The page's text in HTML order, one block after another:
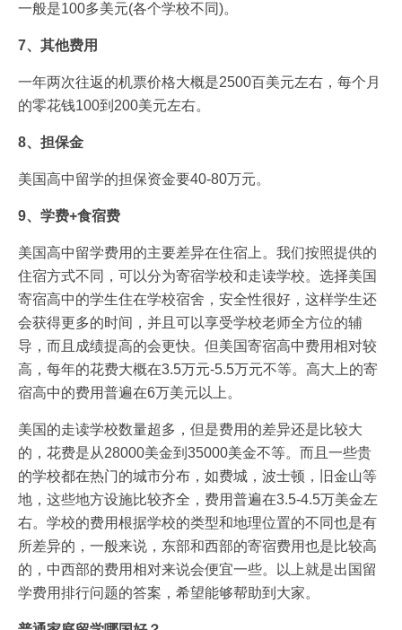
一般是100多美元(各个学校不同)。
7、其他费用
一年两次往返的机票价格大概是2500百美元左右，每个月
的零花钱100到200美元左右。
8、担保金
美国高中留学的担保资金要40-80万元。
9、学费+食宿费
美国高中留学费用的主要差异在住宿上。我们按照提供的
住宿方式不同，可以分为寄宿学校和走读学校。选择美国
寄宿高中的学生住在学校宿舍，安全性很好，这样学生还
会获得更多的时间，并且可以享受学校老师全方位的辅
导，而且成绩提高的会更快。但美国寄宿高中费用相对较
高，每年的花费大概在3.5万元-5.5万元不等。高大上的寄
宿高中的费用普遍在6万美元以上。
美国的走读学校数量超多，但是费用的差异还是比较大
的，花费是从28000美金到35000美金不等。而且一些贵
的学校都在热门的城市分布，如费城，波士顿，旧金山等
地，这些地方设施比较齐全，费用普遍在3.5-4.5万美金左
右。学校的费用根据学校的类型和地理位置的不同也是有
所差异的，一般来说，东部和西部的寄宿费用也是比较高
的，中西部的费用相对来说会便宜一些。以上就是出国留
学费用排行问题的答案，希望能够帮助到大家。